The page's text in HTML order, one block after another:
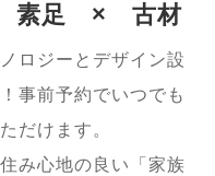
素足 × 古材
ロジーとデザイン設
事前予約でいつでも
だけます。
み心地の良い「家族